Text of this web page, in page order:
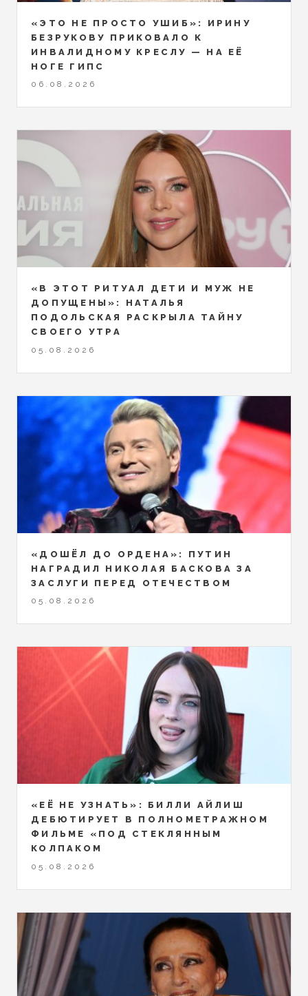
«ЭТО НЕ ПРОСТО УШИБ»: ИРИНУ
БЕЗРУКОВУ ПРИКОВАЛО К
ИНВАЛИДНОМУ КРЕСЛУ — НА ЕЁ
НОГЕ ГИПС
06.08.2026
«В ЭТОТ РИТУАЛ ДЕТИ И МУЖ НЕ
ДОПУЩЕНЫ»: НАТАЛЬЯ
ПОДОЛЬСКАЯ РАСКРЫЛА ТАЙНУ
СВОЕГО УТРА
05.08.2026
«ДОШЁЛ ДО ОРДЕНА»: ПУТИН
НАГРАДИЛ НИКОЛАЯ БАСКОВА ЗА
ЗАСЛУГИ ПЕРЕД ОТЕЧЕСТВОМ
05.08.2026
«ЕЁ НЕ УЗНАТЬ»: БИЛЛИ АЙЛИШ
ДЕБЮТИРУЕТ В ПОЛНОМЕТРАЖНОМ
ФИЛЬМЕ «ПОД СТЕКЛЯННЫМ
КОЛПАКОМ
05.08.2026